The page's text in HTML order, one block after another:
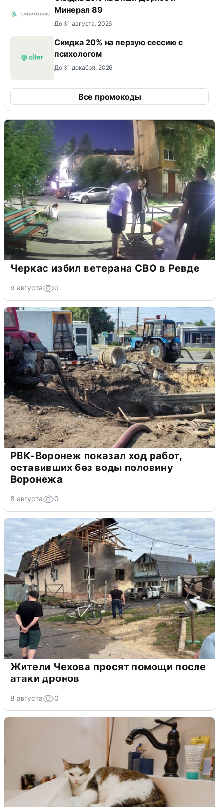
Минерал 89
До 31 августа, 2026
Скидка 20% на первую сессию с
психологом
До 31 декабря, 2026
Все промокоды
Черкас избил ветерана СВО в Ревде
9 августа 0
РВК-Воронеж показал ход работ,
оставивших без воды половину
Воронежа
8 августа 0
Жители Чехова просят помощи после
атаки дронов
8 августа 0